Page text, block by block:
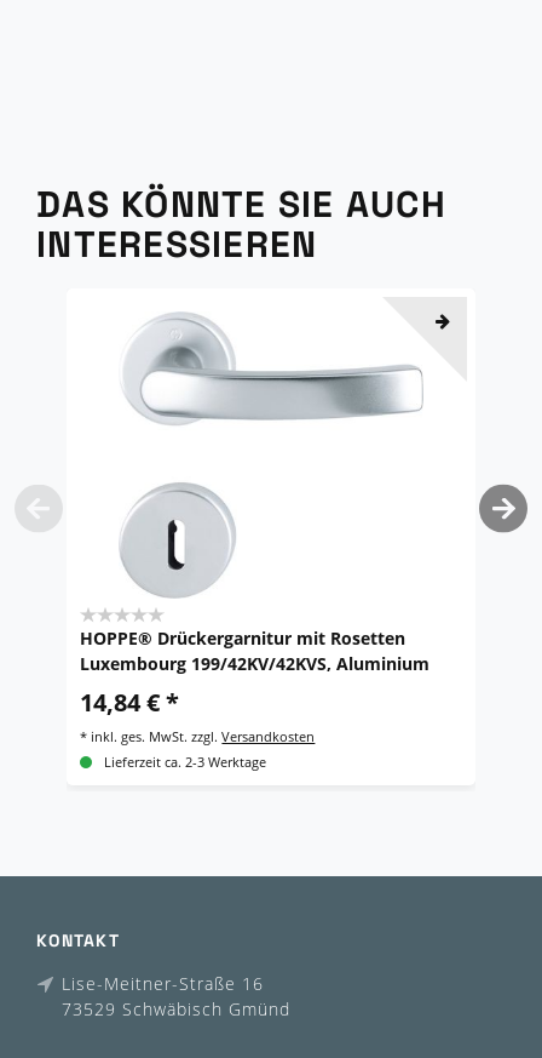
DAS KÖNNTE SIE AUCH
INTERESSIEREN
HOPPE® Drückergarnitur mit Rosetten
Luxembourg 199/42KV/42KVS, Aluminium
14,84 € *
* inkl. ges. MwSt. zzgl.Versandkosten
Lieferzeit ca. 2-3 Werktage
KONTAKT
Lise-Meitner-Straße 16
73529 Schwäbisch Gmünd